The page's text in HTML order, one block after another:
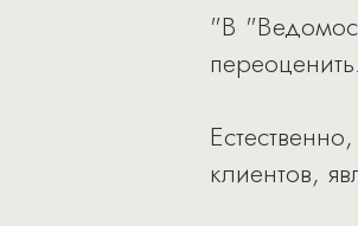
"В
переоценить.
клиентов,